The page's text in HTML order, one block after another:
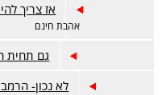
אז צריך
אהבת חינם
גם תחית
לא נכון-